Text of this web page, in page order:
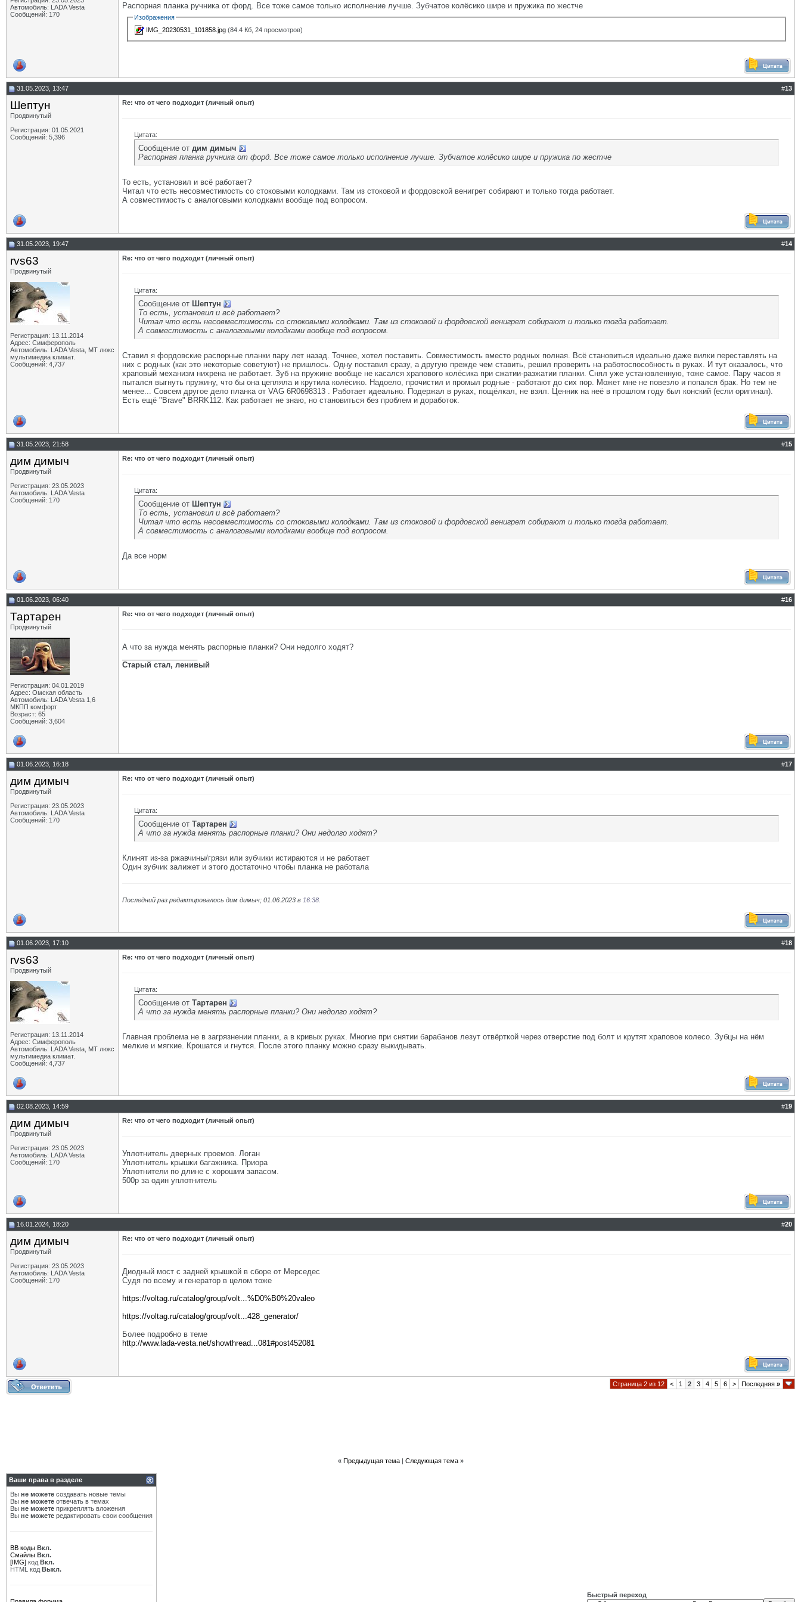
Автомобиль: LADA Vesta
Сообщений: 170
Распорная планка ручника от форд. Все тоже самое только исполнение лучше. Зубчатое колёсико шире и пружика по жестче
Изображения
IMG_20230531_101858.jpg (84.4 Кб, 24 просмотров)
31.05.2023, 13:47 #13
Шептун
Продвинутый
Регистрация: 01.05.2021
Сообщений: 5,396
Re: что от чего подходит (личный опыт)
Цитата:
Сообщение от дим димыч
Распорная планка ручника от форд. Все тоже самое только исполнение лучше. Зубчатое колёсико шире и пружика по жестче
То есть, установил и всё работает?
Читал что есть несовместимость со стоковыми колодками. Там из стоковой и фордовской венигрет собирают и только тогда работает.
А совместимость с аналоговыми колодками вообще под вопросом.
31.05.2023, 19:47 #14
rvs63
Продвинутый
Регистрация: 13.11.2014
Адрес: Симферополь
Автомобиль: LADA Vesta, МТ люкс
мультимедиа климат.
Сообщений: 4,737
Re: что от чего подходит (личный опыт)
Цитата:
Сообщение от Шептун
То есть, установил и всё работает?
Читал что есть несовместимость со стоковыми колодками. Там из стоковой и фордовской венигрет собирают и только тогда работает.
А совместимость с аналоговыми колодками вообще под вопросом.
Ставил я фордовские распорные планки пару лет назад. Точнее, хотел поставить. Совместимость вместо родных полная. Всё становиться идеально даже вилки переставлять на
них с родных (как это некоторые советуют) не пришлось. Одну поставил сразу, а другую прежде чем ставить, решил проверить на работоспособность в руках. И тут оказалось, что
храповый механизм нихрена не работает. Зуб на пружине вообще не касался храпового колёсика при сжатии-разжатии планки. Снял уже установленную, тоже самое. Пару часов я
пытался выгнуть пружину, что бы она цепляла и крутила колёсико. Надоело, прочистил и промыл родные - работают до сих пор. Может мне не повезло и попался брак. Но тем не
менее... Совсем другое дело планка от VAG 6R0698313 . Работает идеально. Подержал в руках, пощёлкал, не взял. Ценник на неё в прошлом году был конский (если оригинал).
Есть ещё "Brave" BRRK112. Как работает не знаю, но становиться без проблем и доработок.
31.05.2023, 21:58 #15
дим димыч
Продвинутый
Регистрация: 23.05.2023
Автомобиль: LADA Vesta
Сообщений: 170
Re: что от чего подходит (личный опыт)
Цитата:
Сообщение от Шептун
То есть, установил и всё работает?
Читал что есть несовместимость со стоковыми колодками. Там из стоковой и фордовской венигрет собирают и только тогда работает.
А совместимость с аналоговыми колодками вообще под вопросом.
Да все норм
01.06.2023, 06:40 #16
Тартарен
Продвинутый
Регистрация: 04.01.2019
Адрес: Омская область
Автомобиль: LADA Vesta 1,6
МКПП комфорт
Возраст: 65
Сообщений: 3,604
Re: что от чего подходит (личный опыт)
А что за нужда менять распорные планки? Они недолго ходят?
Старый стал, ленивый
01.06.2023, 16:18 #17
дим димыч
Продвинутый
Регистрация: 23.05.2023
Автомобиль: LADA Vesta
Сообщений: 170
Re: что от чего подходит (личный опыт)
Цитата:
Сообщение от Тартарен
А что за нужда менять распорные планки? Они недолго ходят?
Клинят из-за ржавчины/грязи или зубчики истираются и не работает
Один зубчик залижет и этого достаточно чтобы планка не работала
Последний раз редактировалось дим димыч; 01.06.2023 в 16:38
01.06.2023, 17:10 #18
rvs63
Продвинутый
Регистрация: 13.11.2014
Адрес: Симферополь
Автомобиль: LADA Vesta, МТ люкс
мультимедиа климат.
Сообщений: 4,737
Re: что от чего подходит (личный опыт)
Цитата:
Сообщение от Тартарен
А что за нужда менять распорные планки? Они недолго ходят?
Главная проблема не в загрязнении планки, а в кривых руках. Многие при снятии барабанов лезут отвёрткой через отверстие под болт и крутят храповое колесо. Зубцы на нём
мелкие и мягкие. Крошатся и гнутся. После этого планку можно сразу выкидывать.
02.08.2023, 14:59 #19
дим димыч
Продвинутый
Регистрация: 23.05.2023
Автомобиль: LADA Vesta
Сообщений: 170
Re: что от чего подходит (личный опыт)
Уплотнитель дверных проемов. Логан
Уплотнитель крышки багажника. Приора
Уплотнители по длине с хорошим запасом.
500р за один уплотнитель
16.01.2024, 18:20 #20
дим димыч
Продвинутый
Регистрация: 23.05.2023
Автомобиль: LADA Vesta
Сообщений: 170
Re: что от чего подходит (личный опыт)
Диодный мост с задней крышкой в сборе от Мерседес
Судя по всему и генератор в целом тоже
https://voltag.ru/catalog/group/volt...%D0%B0%20valeo
https://voltag.ru/catalog/group/volt...428_generator/
Более подробно в теме
http://www.lada-vesta.net/showthread...081#post452081
Страница 2 из 12 < 1 2 3 4 5 6 > Последняя »
« Предыдущая тема| Следующая тема »
Ваши права в разделе
Вы не можете создавать новые темы
Вы не можете отвечать в темах
Вы не можете прикреплять вложения
Вы не можете редактировать свои сообщения
BB коды Вкл.
Смайлы Вкл.
[IMG] код Вкл.
HTML код Выкл.
Быстрый переход